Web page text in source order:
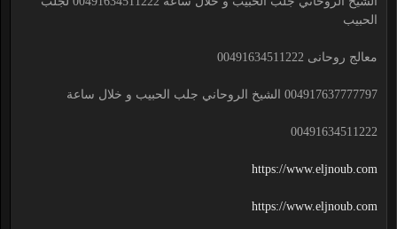
الحبيب
معالج روحانى 00491634511222
004917637777797 الشيخ الروحاني جلب الحبيب و خلال ساعة
00491634511222
https://www.eljnoub.com
https://www.eljnoub.com